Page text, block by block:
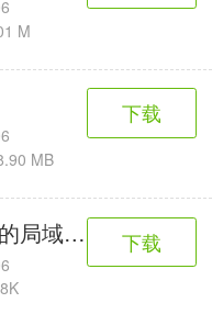
M
MB
下载
局域网搜索软件)
下载